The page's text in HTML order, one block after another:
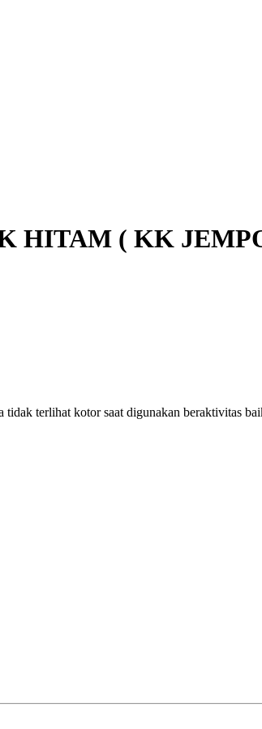
HITAM ( KK
terlihat kotor saat digunakan beraktivitas